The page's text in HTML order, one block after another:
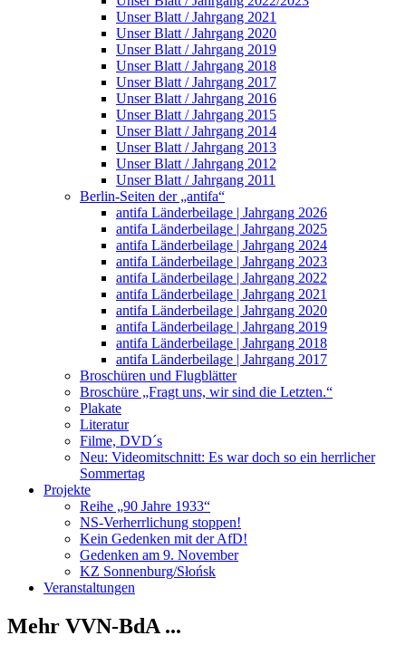
Unser Blatt / Jahrgang 2021
Unser Blatt / Jahrgang 2020
Unser Blatt / Jahrgang 2019
Unser Blatt / Jahrgang 2018
Unser Blatt / Jahrgang 2017
Unser Blatt / Jahrgang 2016
Unser Blatt / Jahrgang 2015
Unser Blatt / Jahrgang 2014
Unser Blatt / Jahrgang 2013
Unser Blatt / Jahrgang 2012
Unser Blatt / Jahrgang 2011
Berlin-Seiten der „antifa“
antifa Länderbeilage | Jahrgang 2026
antifa Länderbeilage | Jahrgang 2025
antifa Länderbeilage | Jahrgang 2024
antifa Länderbeilage | Jahrgang 2023
antifa Länderbeilage | Jahrgang 2022
antifa Länderbeilage | Jahrgang 2021
antifa Länderbeilage | Jahrgang 2020
antifa Länderbeilage | Jahrgang 2019
antifa Länderbeilage | Jahrgang 2018
antifa Länderbeilage | Jahrgang 2017
Broschüren und Flugblätter
Broschüre „Fragt uns, wir sind die Letzten.“
Plakate
Literatur
Filme, DVD´s
Neu: Videomitschnitt: Es war doch so ein herrlicher
Sommertag
Projekte
Reihe „90 Jahre 1933“
NS-Verherrlichung stoppen!
Kein Gedenken mit der AfD!
Gedenken am 9. November
KZ Sonnenburg/Słońsk
Veranstaltungen
Mehr VVN-BdA ...